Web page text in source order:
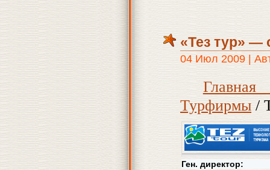
«Тез тур» —
04 Июл 2009 |
Турфирмы /
Ген. директор: